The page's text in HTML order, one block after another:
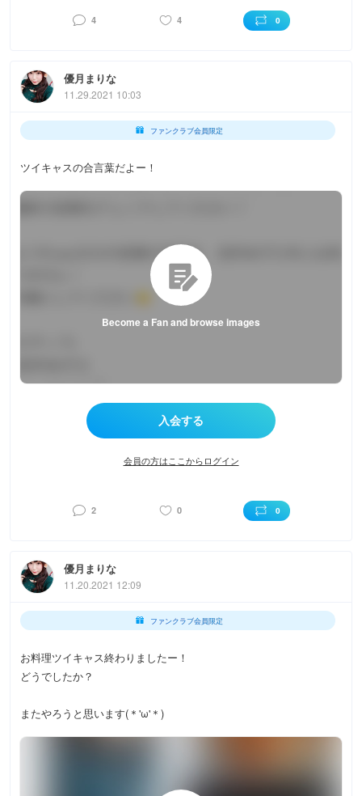
4 4 0
優月まりな
11.29.2021 10:03
ファンクラブ会員限定
ツイキャスの合言葉だよー！
Become a Fan and browse images
会員の方はここからログイン
2 0 0
優月まりな
11.20.2021 12:09
ファンクラブ会員限定
お料理ツイキャス終わりましたー！
どうでしたか？
またやろうと思います(＊'ω'＊)